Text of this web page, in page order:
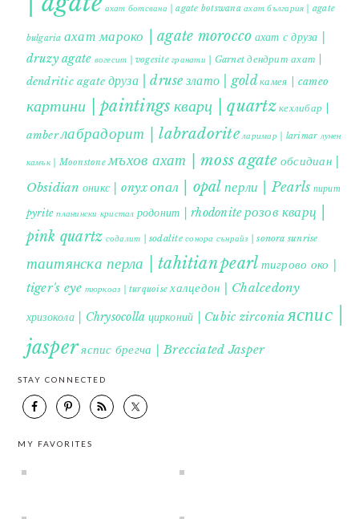
ахат ботсвана | agate botswana ахат българия | agate
bulgaria ахат мароко | agate morocco ахат с друза |
druzy agate вогесит | vogesite гранати | Garnet дендрит ахат |
dendritic agate друза | druse злато | gold камея | cameo
картини | paintings кварц | quartzкехлибар |
amberлабрадорит | labradorite ларимар | larimar лунен
камък | Moonstone мъхов ахат | moss agate обсидиан |
Obsidian оникс | onyxопал | opal перли | Pearls пирит |
pyrite планински кристал родонит | rhodonite розов кварц |
pink quartz содалит | sodalite сонора сънрайз | sonora sunrise
таитянска перла | tahitian pearl тигрово око |
tiger's eye тюркоаз | turquoise халцедон | Chalcedony
хризокола | Chrysocolla цирконий | Cubic zirconia яспис |
jasperяспис брегча | Brecciated Jasper
STAY CONNECTED
MY FAVORITES